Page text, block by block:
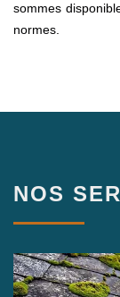
sommes
normes.
NOS